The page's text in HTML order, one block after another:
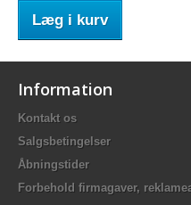
Læg i kurv
Information
Kontakt os
Salgsbetingelser
Åbningstider
Forbehold firmagaver,